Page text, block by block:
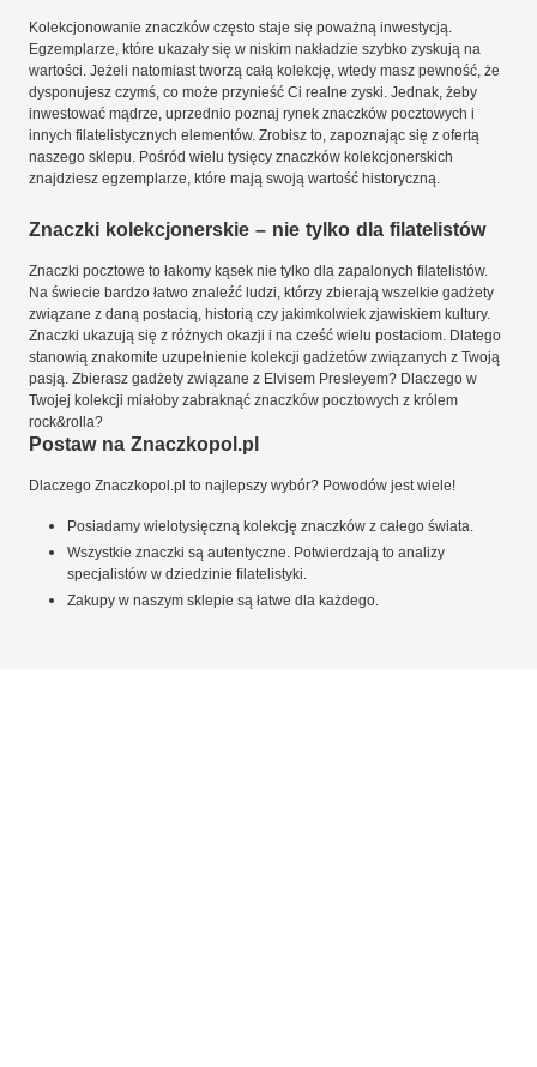
Kolekcjonowanie znaczków często staje się poważną inwestycją.
Egzemplarze, które ukazały się w niskim nakładzie szybko zyskują na
wartości. Jeżeli natomiast tworzą całą kolekcję, wtedy masz pewność, że
dysponujesz czymś, co może przynieść Ci realne zyski. Jednak, żeby
inwestować mądrze, uprzednio poznaj rynek znaczków pocztowych i
innych filatelistycznych elementów. Zrobisz to, zapoznając się z ofertą
naszego sklepu. Pośród wielu tysięcy znaczków kolekcjonerskich
znajdziesz egzemplarze, które mają swoją wartość historyczną.
Znaczki kolekcjonerskie – nie tylko dla filatelistów
Znaczki pocztowe to łakomy kąsek nie tylko dla zapalonych filatelistów.
Na świecie bardzo łatwo znaleźć ludzi, którzy zbierają wszelkie gadżety
związane z daną postacią, historią czy jakimkolwiek zjawiskiem kultury.
Znaczki ukazują się z różnych okazji i na cześć wielu postaciom. Dlatego
stanowią znakomite uzupełnienie kolekcji gadżetów związanych z Twoją
pasją. Zbierasz gadżety związane z Elvisem Presleyem? Dlaczego w
Twojej kolekcji miałoby zabraknąć znaczków pocztowych z królem
rock&rolla?
Postaw na Znaczkopol.pl
Dlaczego Znaczkopol.pl to najlepszy wybór? Powodów jest wiele!
Posiadamy wielotysięczną kolekcję znaczków z całego świata.
Wszystkie znaczki są autentyczne. Potwierdzają to analizy
specjalistów w dziedzinie filatelistyki.
Zakupy w naszym sklepie są łatwe dla każdego.